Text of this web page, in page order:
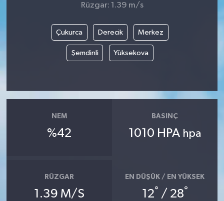
Rüzgar: 1.39 m/s
Çukurca Derecik Merkez
Şemdinli Yüksekova
NEM
%42
BASINÇ
1010 HPA hpa
RÜZGAR
1.39 M/S
EN DÜŞÜK / EN YÜKSEK
12° / 28°
Yaşam